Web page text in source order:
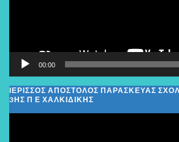
00:00
ΙΕΡΙΣΣΟΣ ΑΠΟΣΤΟΛΟΣ ΠΑΡΑΣΚΕΥΑΣ
3ΗΣ Π Ε ΧΑΛΚΙΔΙΚΉΣ